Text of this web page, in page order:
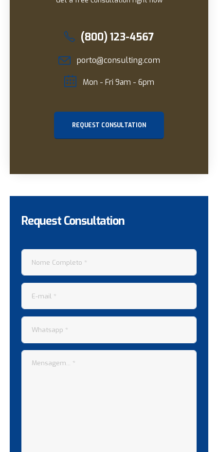
(800) 123-4567
porto@consulting.com
Mon - Fri 9am - 6pm
REQUEST CONSULTATION
Request Consultation